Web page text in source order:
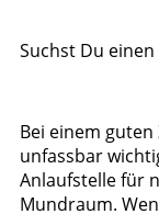
Suchst Du
Bei einem
unfassbar
Anlaufstelle für
Mundraum.